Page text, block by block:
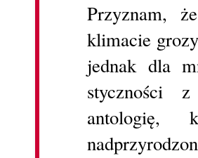
Przyznam,
klimacie
jednak dla
styczności
antologię,